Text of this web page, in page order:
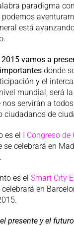
paradigma
podemos
está
vamos a
donde
y el
mundial, será
nos servirán a
ciudadanos de
es el I Congreso de
se celebrará en
es el Smart City
celebrará en
presente y el